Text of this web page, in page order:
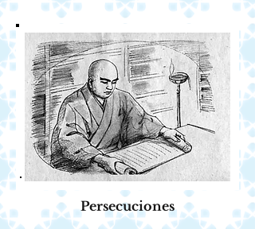
Persecuciones